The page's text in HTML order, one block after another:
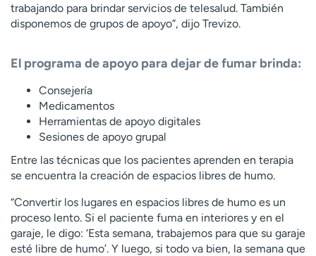
trabajando para brindar servicios de telesalud. También
disponemos de grupos de apoyo”, dijo Trevizo.
El programa de apoyo para dejar de fumar brinda:
Consejería
Medicamentos
Herramientas de apoyo digitales
Sesiones de apoyo grupal
Entre las técnicas que los pacientes aprenden en terapia
se encuentra la creación de espacios libres de humo.
“Convertir los lugares en espacios libres de humo es un
proceso lento. Si el paciente fuma en interiores y en el
garaje, le digo: ‘Esta semana, trabajemos para que su garaje
esté libre de humo’. Y luego, si todo va bien, la semana que